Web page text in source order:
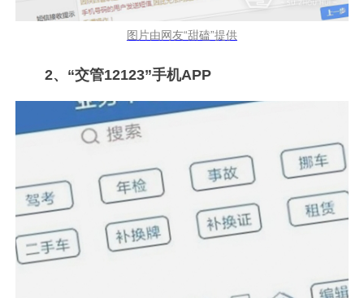
图片由网友“甜磕”提供
2、“交管12123”手机APP